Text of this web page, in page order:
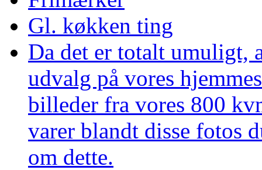
Gl. køkken ting
Da det er totalt umuligt,
udvalg på vores
billeder fra vores 800
varer blandt disse fotos
om dette.